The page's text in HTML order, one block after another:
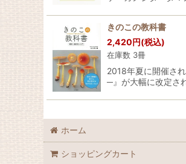
きのこの教科書
2,420円(税込)
在庫数 3冊
2018年夏に開催さ
─』が大幅に改定さ
ホーム
ショッピングカート